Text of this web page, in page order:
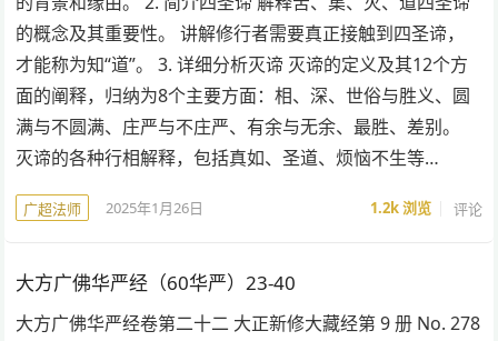
的概念及其重要性。 讲解修行者需要真正接触到四圣谛，
才能称为知“道”。 3. 详细分析灭谛 灭谛的定义及其12个方
面的阐释，归纳为8个主要方面：相、深、世俗与胜义、圆
满与不圆满、庄严与不庄严、有余与无余、最胜、差别。
灭谛的各种行相解释，包括真如、圣道、烦恼不生等…
广超法师 2025年1月26日 1.2k浏览 评论
大方广佛华严经（60华严）23-40
大方广佛华严经卷第二十二 大正新修大藏经第 9 册 No. 278